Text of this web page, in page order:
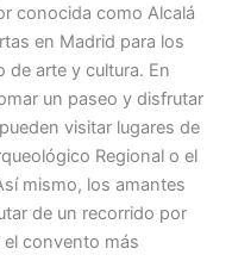
conocida como Alcalá
en Madrid para los
de arte y cultura. En
un paseo y disfrutar
visitar lugares de
Regional o el
mismo, los amantes
de un recorrido por
convento más